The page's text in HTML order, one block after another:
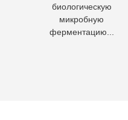
биологическую
микробную
ферментацию...